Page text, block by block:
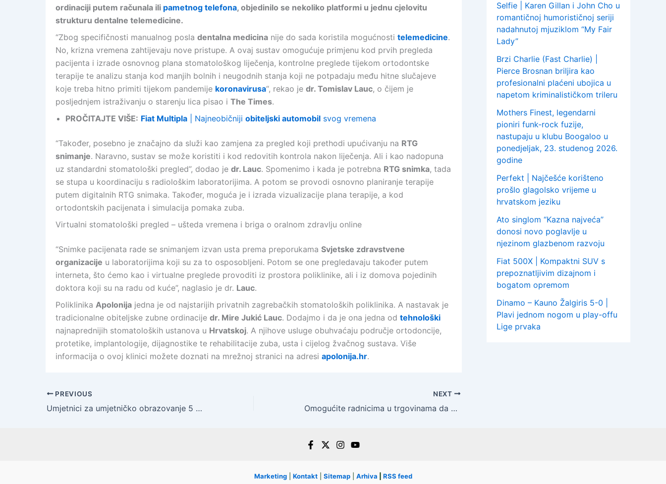
ordinaciji putem računala ili pametnog telefona, objedinilo se nekoliko platformi u jednu cjelovitu
strukturu dentalne telemedicine.
“Zbog specifičnosti manualnog posla dentalna medicina nije do sada koristila mogućnosti telemedicine.
No, krizna vremena zahtijevaju nove pristupe. A ovaj sustav omogućuje primjenu kod prvih pregleda
pacijenta i izrade osnovnog plana stomatološkog liječenja, kontrolne preglede tijekom ortodontske
terapije te analizu stanja kod manjih bolnih i neugodnih stanja koji ne potpadaju među hitne slučajeve
koje treba hitno primiti tijekom pandemije koronavirusa“, rekao je dr. Tomislav Lauc, o čijem je
posljednjem istraživanju o starenju lica pisao i The Times.
PROČITAJTE VIŠE: Fiat Multipla | Najneobičniji obiteljski automobil svog vremena
“Također, posebno je značajno da služi kao zamjena za pregled koji prethodi upućivanju na RTG
snimanje. Naravno, sustav se može koristiti i kod redovitih kontrola nakon liječenja. Ali i kao nadopuna
uz standardni stomatološki pregled”, dodao je dr. Lauc. Spomenimo i kada je potrebna RTG snimka, tada
se stupa u koordinaciju s radiološkim laboratorijima. A potom se provodi osnovno planiranje terapije
putem digitalnih RTG snimaka. Također, moguća je i izrada vizualizacije plana terapije, a kod
ortodontskih pacijenata i simulacija pomaka zuba.
Virtualni stomatološki pregled – ušteda vremena i briga o oralnom zdravlju online
“Snimke pacijenata rade se snimanjem izvan usta prema preporukama Svjetske zdravstvene
organizacije u laboratorijima koji su za to osposobljeni. Potom se one pregledavaju također putem
interneta, što ćemo kao i virtualne preglede provoditi iz prostora poliklinike, ali i iz domova pojedinih
doktora koji su na radu od kuće”, naglasio je dr. Lauc.
Poliklinika Apolonija jedna je od najstarijih privatnih zagrebačkih stomatoloških poliklinika. A nastavak je
tradicionalne obiteljske zubne ordinacije dr. Mire Jukić Lauc. Dodajmo i da je ona jedna od tehnološki
najnaprednijih stomatoloških ustanova u Hrvatskoj. A njihove usluge obuhvaćaju područje ortodoncije,
protetike, implantologije, dijagnostike te rehabilitacije zuba, usta i cijelog žvačnog sustava. Više
informacija o ovoj klinici možete doznati na mrežnoj stranici na adresi apolonija.hr.
PREVIOUS
Umjetnici za umjetničko obrazovanje 5 |Novonastala situacija uzrokovana koronavirusom djelomično se odrazila i na “Erasmus +” projekt mobilnosti
NEXT
Omogućite radnicima u trgovinama da uskršnje blagdane provedu sa svojim obiteljima
Selfie | Karen Gillan i John Cho u
romantičnoj humorističnoj seriji
nadahnutoj mjuziklom “My Fair
Lady”
Brzi Charlie (Fast Charlie) |
Pierce Brosnan briljira kao
profesionalni plaćeni ubojica u
napetom kriminalističkom trileru
Mothers Finest, legendarni
pioniri funk-rock fuzije,
nastupaju u klubu Boogaloo u
ponedjeljak, 23. studenog 2026.
godine
Perfekt | Najčešće korišteno
prošlo glagolsko vrijeme u
hrvatskom jeziku
Ato singlom “Kazna najveća”
donosi novo poglavlje u
njezinom glazbenom razvoju
Fiat 500X | Kompaktni SUV s
prepoznatljivim dizajnom i
bogatom opremom
Dinamo – Kauno Žalgiris 5-0 |
Plavi jednom nogom u play-offu
Lige prvaka
Marketing| Kontakt| Sitemap| Arhiva RSS feed